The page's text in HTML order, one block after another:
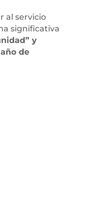
al servicio
significativa
y
de